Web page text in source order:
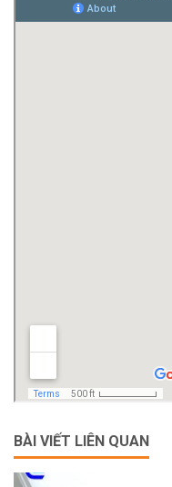
BÀI VIẾT LIÊN QUAN